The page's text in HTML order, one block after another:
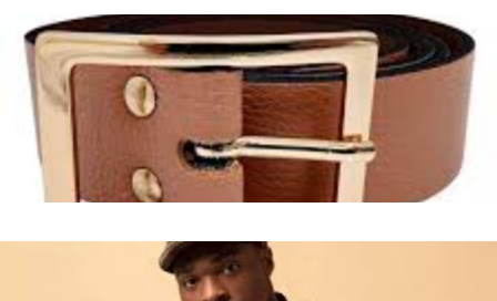
Cintos Femininos de Couro em Caturaí - GO: Estilo e
Qualidade
Explorar a variedade e a importância dos cintos de couro
femininos disponíveis em Caturaí, GO, destacando suas
características e como eles podem realçar o guarda-roupa.
Leer más
Guia Abrangente: Modelos de Chapéus Masculinos
Disponíveis em Navegantes - SC